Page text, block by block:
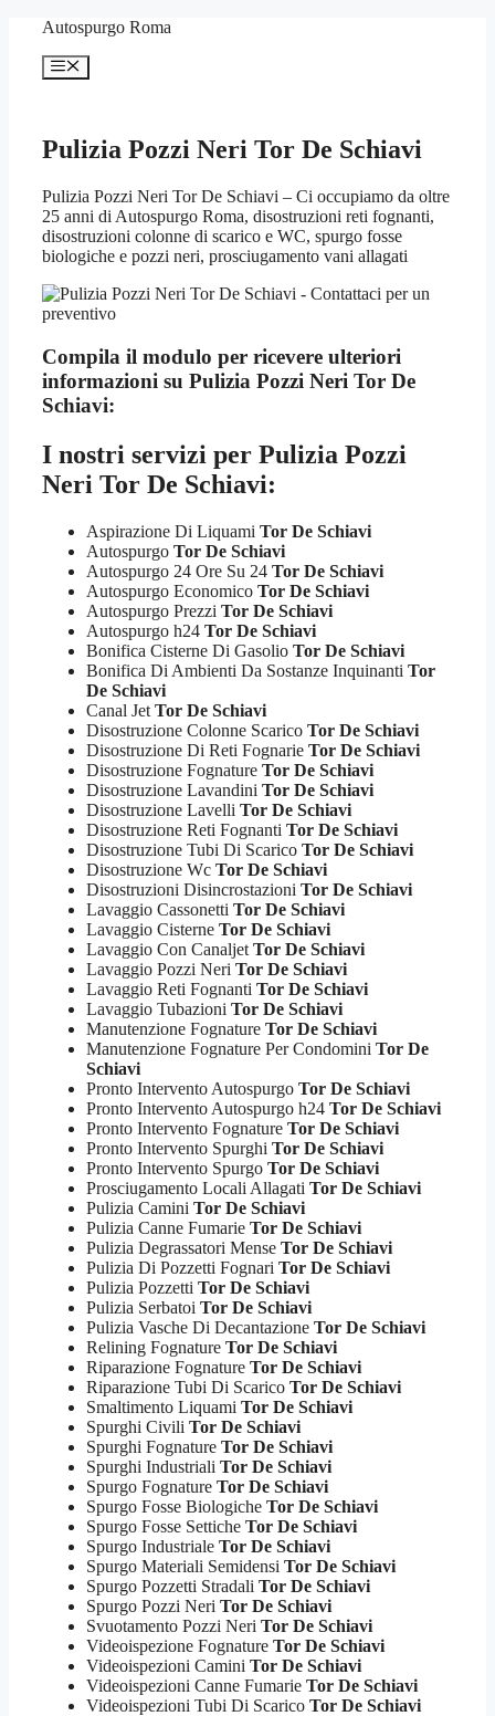
contenuto
Autospurgo Roma
Menu
Pulizia Pozzi Neri Tor De Schiavi
Pulizia Pozzi Neri Tor De Schiavi – Ci occupiamo da oltre
25 anni di Autospurgo Roma, disostruzioni reti fognanti,
disostruzioni colonne di scarico e WC, spurgo fosse
biologiche e pozzi neri, prosciugamento vani allagati
Compila il modulo per ricevere ulteriori
informazioni su Pulizia Pozzi Neri Tor De
Schiavi:
I nostri servizi per Pulizia Pozzi
Neri Tor De Schiavi:
Aspirazione Di Liquami Tor De Schiavi
Autospurgo Tor De Schiavi
Autospurgo 24 Ore Su 24 Tor De Schiavi
Autospurgo Economico Tor De Schiavi
Autospurgo Prezzi Tor De Schiavi
Autospurgo h24 Tor De Schiavi
Bonifica Cisterne Di Gasolio Tor De Schiavi
Bonifica Di Ambienti Da Sostanze Inquinanti Tor
De Schiavi
Canal Jet Tor De Schiavi
Disostruzione Colonne Scarico Tor De Schiavi
Disostruzione Di Reti Fognarie Tor De Schiavi
Disostruzione Fognature Tor De Schiavi
Disostruzione Lavandini Tor De Schiavi
Disostruzione Lavelli Tor De Schiavi
Disostruzione Reti Fognanti Tor De Schiavi
Disostruzione Tubi Di Scarico Tor De Schiavi
Disostruzione Wc Tor De Schiavi
Disostruzioni Disincrostazioni Tor De Schiavi
Lavaggio Cassonetti Tor De Schiavi
Lavaggio Cisterne Tor De Schiavi
Lavaggio Con Canaljet Tor De Schiavi
Lavaggio Pozzi Neri Tor De Schiavi
Lavaggio Reti Fognanti Tor De Schiavi
Lavaggio Tubazioni Tor De Schiavi
Manutenzione Fognature Tor De Schiavi
Manutenzione Fognature Per Condomini Tor De
Schiavi
Pronto Intervento Autospurgo Tor De Schiavi
Pronto Intervento Autospurgo h24 Tor De Schiavi
Pronto Intervento Fognature Tor De Schiavi
Pronto Intervento Spurghi Tor De Schiavi
Pronto Intervento Spurgo Tor De Schiavi
Prosciugamento Locali Allagati Tor De Schiavi
Pulizia Camini Tor De Schiavi
Pulizia Canne Fumarie Tor De Schiavi
Pulizia Degrassatori Mense Tor De Schiavi
Pulizia Di Pozzetti Fognari Tor De Schiavi
Pulizia Pozzetti Tor De Schiavi
Pulizia Serbatoi Tor De Schiavi
Pulizia Vasche Di Decantazione Tor De Schiavi
Relining Fognature Tor De Schiavi
Riparazione Fognature Tor De Schiavi
Riparazione Tubi Di Scarico Tor De Schiavi
Smaltimento Liquami Tor De Schiavi
Spurghi Civili Tor De Schiavi
Spurghi Fognature Tor De Schiavi
Spurghi Industriali Tor De Schiavi
Spurgo Fognature Tor De Schiavi
Spurgo Fosse Biologiche Tor De Schiavi
Spurgo Fosse Settiche Tor De Schiavi
Spurgo Industriale Tor De Schiavi
Spurgo Materiali Semidensi Tor De Schiavi
Spurgo Pozzetti Stradali Tor De Schiavi
Spurgo Pozzi Neri Tor De Schiavi
Svuotamento Pozzi Neri Tor De Schiavi
Videoispezione Fognature Tor De Schiavi
Videoispezioni Camini Tor De Schiavi
Videoispezioni Canne Fumarie Tor De Schiavi
Videoispezioni Tubi Di Scarico Tor De Schiavi